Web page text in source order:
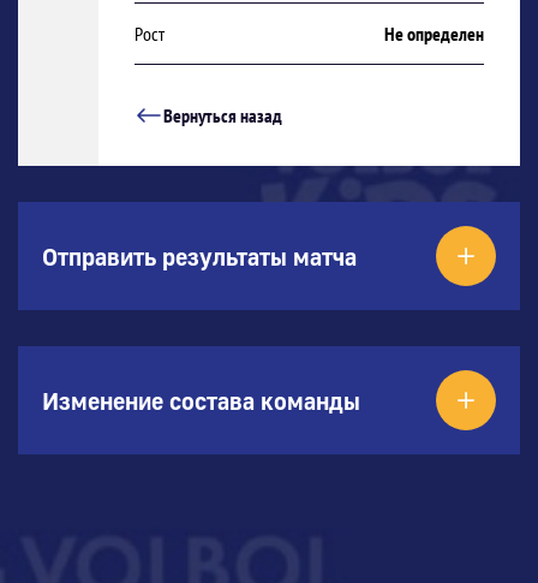
Рост Не определен
Вернуться назад
Отправить результаты матча
Изменение состава команды